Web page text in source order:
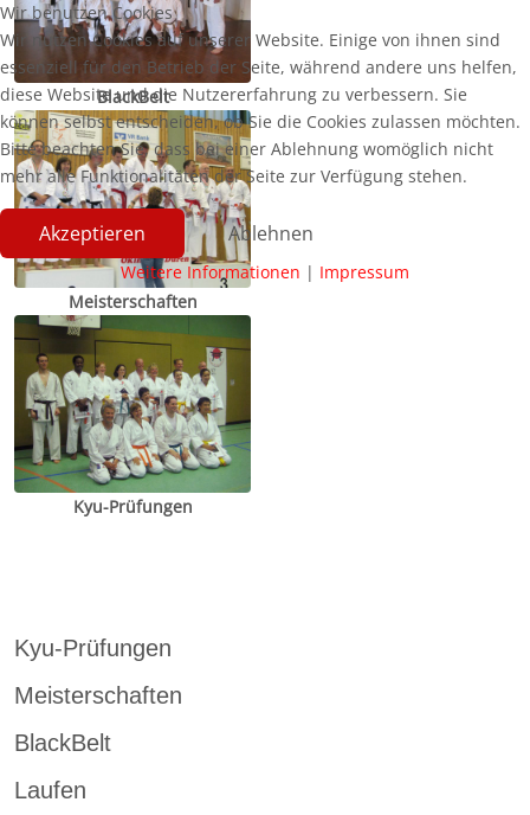
BlackBelt
Meisterschaften
Kyu-Prüfungen
Kyu-Prüfungen
Meisterschaften
BlackBelt
Laufen
Wir benutzen Cookies
Wir nutzen Cookies auf unserer Website. Einige von ihnen sind
essenziell für den Betrieb der Seite, während andere uns helfen,
diese Website und die Nutzererfahrung zu verbessern. Sie
können selbst entscheiden, ob Sie die Cookies zulassen möchten.
Bitte beachten Sie, dass bei einer Ablehnung womöglich nicht
mehr alle Funktionalitäten der Seite zur Verfügung stehen.
Akzeptieren Ablehnen
Weitere Informationen | Impressum